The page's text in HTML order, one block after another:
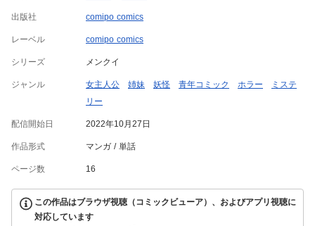
出版社 comipo comics
レーベル comipo comics
シリーズ メンクイ
ジャンル 女主人公 姉妹 妖怪 青年コミック ホラー
ミステ
リー
配信開始日 2022年10月27日
作品形式 マンガ 単話
ページ数 16
この作品はブラウザ視聴（コミックビューア）、およびアプリ視聴に
対応しています